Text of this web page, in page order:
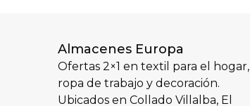
Almacenes Europa
Ofertas 2×1 en textil para el hogar,
ropa de trabajo y decoración.
Ubicados en Collado Villalba, El